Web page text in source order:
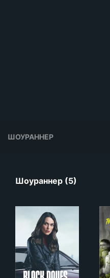
ШОУРАННЕР
Шоураннер (5)